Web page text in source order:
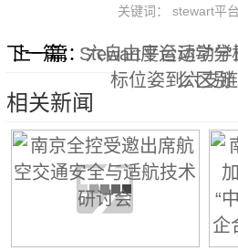
关键词： stewart平
上一篇：六自由度运动学分
么区别
下一篇： Stewart平台运动
标位姿到六支
相关新闻